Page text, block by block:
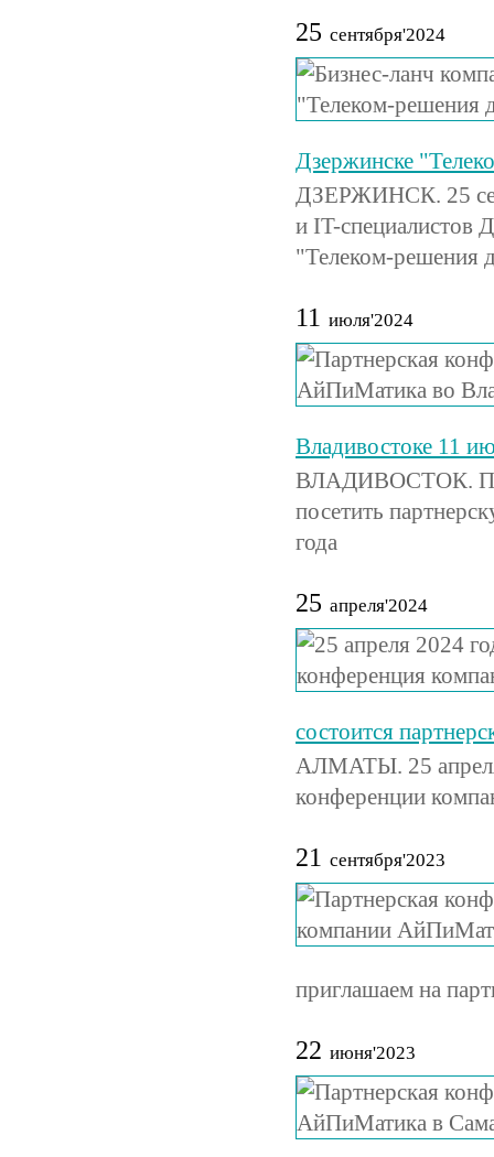
25 сентября'2024
Дзержинске
ДЗЕРЖИНСК. 25
и IT-специалистов
"Телеком-решения
11 июля'2024
Владивостоке 11
ВЛАДИВОСТОК.
посетить
года
25 апреля'2024
состоится
АЛМАТЫ. 25 апреля
конференции
21 сентября'2023
приглашаем на
22 июня'2023